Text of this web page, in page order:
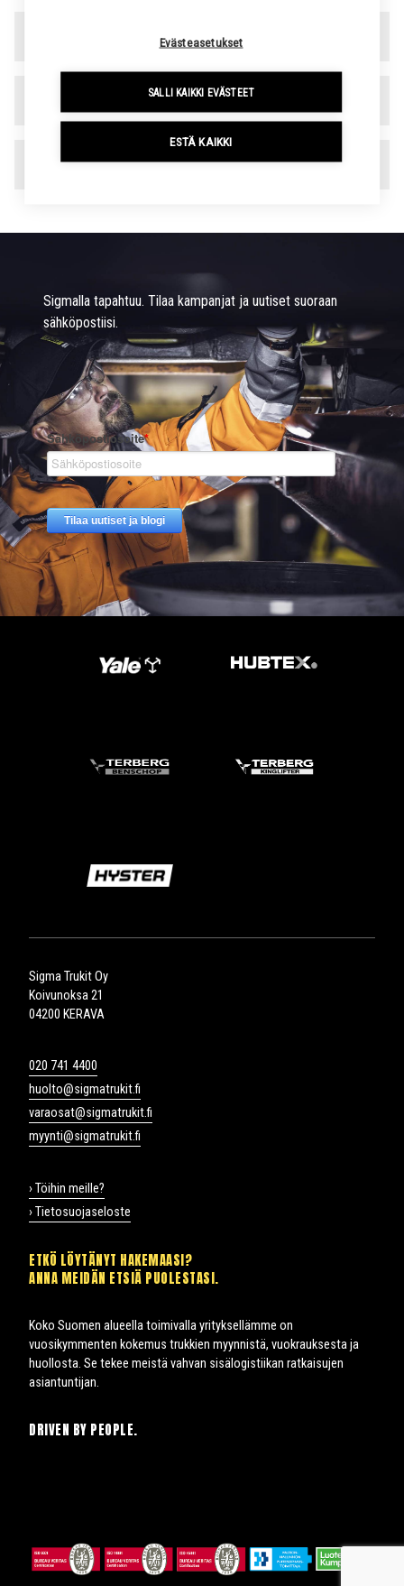
Toimipaikat
Sigmalla tapahtuu. Tilaa kampanjat ja uutiset suoraan
sähköpostiisi.
Sigma Trukit Oy
Koivunoksa 21
04200 KERAVA
020 741 4400
huolto@sigmatrukit.fi
varaosat@sigmatrukit.fi
myynti@sigmatrukit.fi
› Töihin meille?
› Tietosuojaseloste
ETKÖ LÖYTÄNYT HAKEMAASI?
ANNA MEIDÄN ETSIÄ PUOLESTASI.
Koko Suomen alueella toimivalla yrityksellämme on
vuosikymmenten kokemus trukkien myynnistä, vuokrauksesta ja
huollosta. Se tekee meistä vahvan sisälogistiikan ratkaisujen
asiantuntijan.
DRIVEN BY PEOPLE.
Evästeasetukset
SALLI KAIKKI EVÄSTEET
ESTÄ KAIKKI